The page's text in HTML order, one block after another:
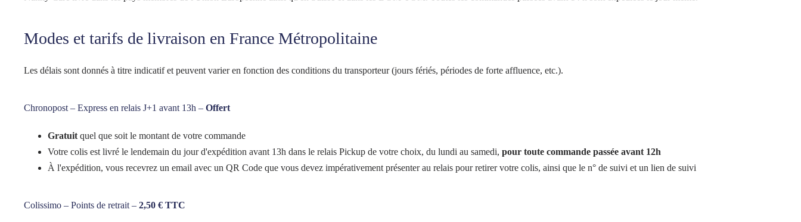
Modes et tarifs de livraison en France Métropolitaine
Les délais sont donnés à titre indicatif et peuvent varier en fonction des conditions du transporteur (jours fériés, périodes de forte affluence, etc.).
Chronopost – Express en relais J+1 avant 13h – Offert
Gratuit quel que soit le montant de votre commande
Votre colis est livré le lendemain du jour d'expédition avant 13h dans le relais Pickup de votre choix, du lundi au samedi, pour toute commande passée avant 12h
À l'expédition, vous recevrez un email avec un QR Code que vous devez impérativement présenter au relais pour retirer votre colis, ainsi que le n° de suivi et un lien de suivi
Colissimo – Points de retrait – 2,50 € TTC